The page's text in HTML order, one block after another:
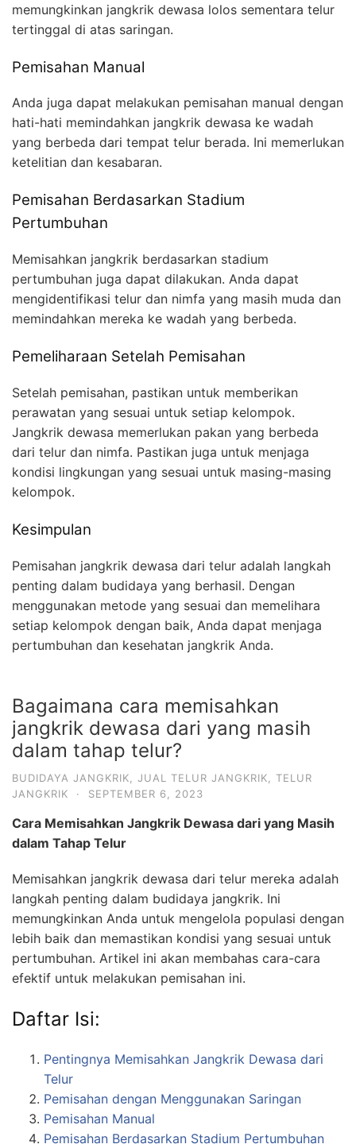
memungkinkan jangkrik dewasa lolos sementara telur
tertinggal di atas saringan.
Pemisahan Manual
Anda juga dapat melakukan pemisahan manual dengan
hati-hati memindahkan jangkrik dewasa ke wadah
yang berbeda dari tempat telur berada. Ini memerlukan
ketelitian dan kesabaran.
Pemisahan Berdasarkan Stadium
Pertumbuhan
Memisahkan jangkrik berdasarkan stadium
pertumbuhan juga dapat dilakukan. Anda dapat
mengidentifikasi telur dan nimfa yang masih muda dan
memindahkan mereka ke wadah yang berbeda.
Pemeliharaan Setelah Pemisahan
Setelah pemisahan, pastikan untuk memberikan
perawatan yang sesuai untuk setiap kelompok.
Jangkrik dewasa memerlukan pakan yang berbeda
dari telur dan nimfa. Pastikan juga untuk menjaga
kondisi lingkungan yang sesuai untuk masing-masing
kelompok.
Kesimpulan
Pemisahan jangkrik dewasa dari telur adalah langkah
penting dalam budidaya yang berhasil. Dengan
menggunakan metode yang sesuai dan memelihara
setiap kelompok dengan baik, Anda dapat menjaga
pertumbuhan dan kesehatan jangkrik Anda.
Bagaimana cara memisahkan
jangkrik dewasa dari yang masih
dalam tahap telur?
BUDIDAYA JANGKRIK JUAL TELUR JANGKRIK
TELUR
JANGKRIK
· SEPTEMBER 6, 2023
Cara Memisahkan Jangkrik Dewasa dari yang Masih
dalam Tahap Telur
Memisahkan jangkrik dewasa dari telur mereka adalah
langkah penting dalam budidaya jangkrik. Ini
memungkinkan Anda untuk mengelola populasi dengan
lebih baik dan memastikan kondisi yang sesuai untuk
pertumbuhan. Artikel ini akan membahas cara-cara
efektif untuk melakukan pemisahan ini.
Daftar Isi:
Pentingnya Memisahkan Jangkrik Dewasa dari
Telur
Pemisahan dengan Menggunakan Saringan
Pemisahan Manual
Pemisahan Berdasarkan Stadium Pertumbuhan